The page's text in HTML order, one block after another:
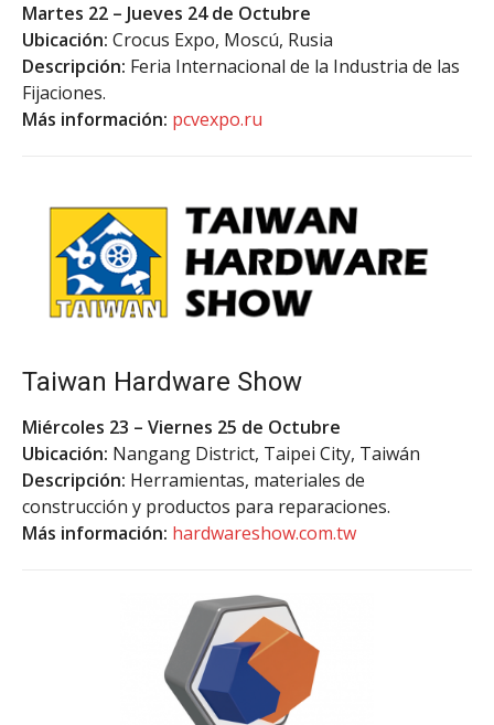
Martes 22 – Jueves 24 de Octubre
Ubicación: Crocus Expo, Moscú, Rusia
Descripción: Feria Internacional de la Industria de las
Fijaciones.
Más información: pcvexpo.ru
Taiwan Hardware Show
Miércoles 23 – Viernes 25 de Octubre
Ubicación: Nangang District, Taipei City, Taiwán
Descripción: Herramientas, materiales de
construcción y productos para reparaciones.
Más información: hardwareshow.com.tw